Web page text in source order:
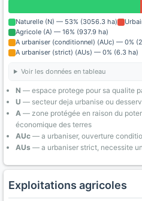
Naturelle (N) — 53% (3056.3 ha)
Agricole (A) — 16% (937.9 ha)
A urbaniser (conditionnel) (AUc) — 0%
A urbaniser (strict) (AUs) — 0% (6.3 ha)
Voir les données en tableau
N — espace protege pour sa qualite
U — secteur deja urbanise ou
A — zone protégée en raison du
économique des terres
AUc — a urbaniser, ouverture
AUs — a urbaniser strict, necessite
Exploitations agricoles